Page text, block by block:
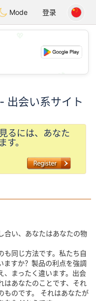
Mode 登录
💕
出会い系サイト
るには、あなた
す。
合い、あなたはあなたの物
も同じ方法です。私たち自
ますか？製品の利点を強調
、まったく違います。出会
はあなたのことです、それ
ものです。 それはあなたが